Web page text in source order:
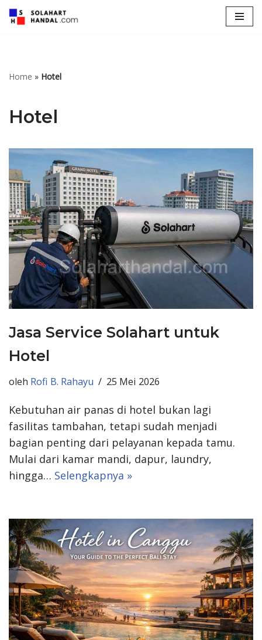
Home » Hotel
Hotel
Jasa Service Solahart untuk
Hotel
oleh Rofi B. Rahayu 25 Mei 2026
Kebutuhan air panas di hotel bukan lagi
fasilitas tambahan, tetapi sudah menjadi
bagian penting dari pelayanan kepada tamu.
Mulai dari kamar mandi, dapur, laundry,
hingga… Selengkapnya »